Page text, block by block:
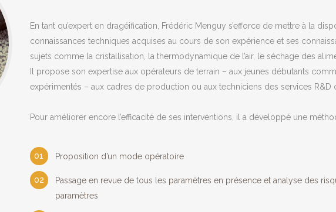
En tant qu’expert en dragéification, Frédéric Menguy s’efforce de mettre à la
connaissances techniques acquises au cours de son expérience et ses
sujets comme la cristallisation, la thermodynamique de l’air, le séchage des
Il propose son expertise aux opérateurs de terrain – aux jeunes débutants
expérimentés – aux cadres de production ou aux techniciens des services R&D
Pour améliorer encore l’efficacité de ses interventions, il a développé une
Proposition d’un mode opératoire
Passage en revue de tous les paramètres en présence et analyse des
paramètres